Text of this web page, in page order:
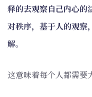
释的去观察自己内心的
对秩序，基于人的观察
解。
这意味着每个人都需要